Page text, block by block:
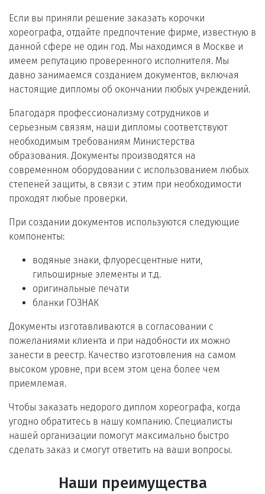
Если вы приняли решение заказать корочки
хореографа, отдайте предпочтение фирме, известную в
данной сфере не один год. Мы находимся в Москве и
имеем репутацию проверенного исполнителя. Мы
давно занимаемся созданием документов, включая
настоящие дипломы об окончании любых учреждений.
Благодаря профессионализму сотрудников и
серьезным связям, наши дипломы соответствуют
необходимым требованиям Министерства
образования. Документы производятся на
современном оборудовании с использованием любых
степеней защиты, в связи с этим при необходимости
проходят любые проверки.
При создании документов используются следующие
компоненты:
водяные знаки, флуоресцентные нити,
гильоширные элементы и т.д.
оригинальные печати
бланки ГОЗНАК
Документы изготавливаются в согласовании с
пожеланиями клиента и при надобности их можно
занести в реестр. Качество изготовления на самом
высоком уровне, при всем этом цена более чем
приемлемая.
Чтобы заказать недорого диплом хореографа, когда
угодно обратитесь в нашу компанию. Специалисты
нашей организации помогут максимально быстро
сделать заказ и смогут ответить на ваши вопросы.
Наши преимущества